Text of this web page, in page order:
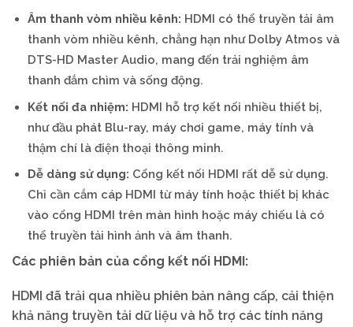
Âm thanh vòm nhiều kênh: HDMI có thể truyền tải âm
thanh vòm nhiều kênh, chẳng hạn như Dolby Atmos và
DTS-HD Master Audio, mang đến trải nghiệm âm
thanh đắm chìm và sống động.
Kết nối đa nhiệm: HDMI hỗ trợ kết nối nhiều thiết bị,
như đầu phát Blu-ray, máy chơi game, máy tính và
thậm chí là điện thoại thông minh.
Dễ dàng sử dụng: Cổng kết nối HDMI rất dễ sử dụng.
Chỉ cần cắm cáp HDMI từ máy tính hoặc thiết bị khác
vào cổng HDMI trên màn hình hoặc máy chiếu là có
thể truyền tải hình ảnh và âm thanh.
Các phiên bản của cổng kết nối HDMI:
HDMI đã trải qua nhiều phiên bản nâng cấp, cải thiện
khả năng truyền tải dữ liệu và hỗ trợ các tính năng